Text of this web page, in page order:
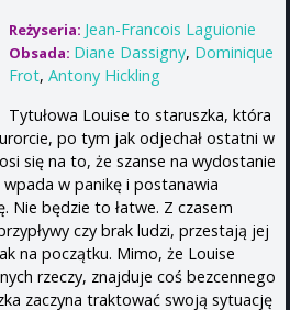
Reżyseria: Jean-Francois Laguionie
Obsada: Diane Dassigny, Dominique
Frot, Antony Hickling
Tytułowa Louise to staruszka, która
po tym jak odjechał ostatni w
się na to, że szanse na wydostanie
w panikę i postanawia
Nie będzie to łatwe. Z czasem
czy brak ludzi, przestają jej
na początku. Mimo, że Louise
rzeczy, znajduje coś bezcennego
zaczyna traktować swoją sytuację